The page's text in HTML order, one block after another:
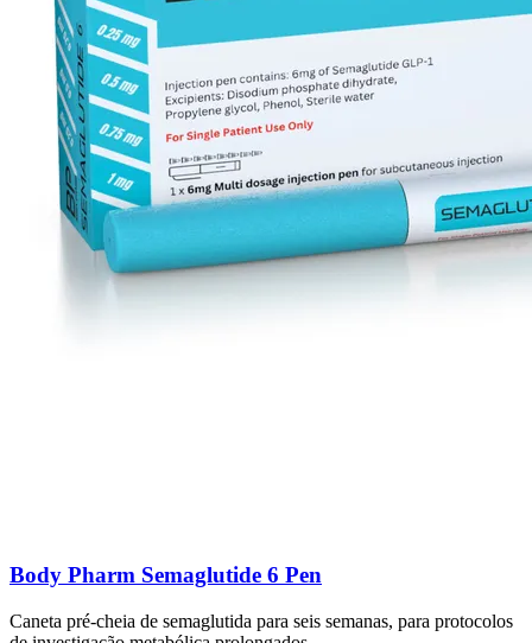
Body Pharm Semaglutide 6 Pen
Caneta pré-cheia de semaglutida para seis semanas, para protocolos